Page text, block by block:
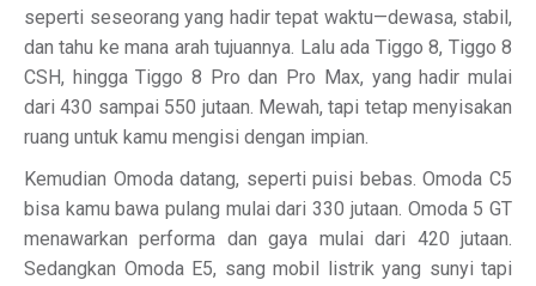
seperti seseorang yang hadir tepat waktu—dewasa, stabil,
dan tahu ke mana arah tujuannya. Lalu ada Tiggo 8, Tiggo 8
CSH, hingga Tiggo 8 Pro dan Pro Max, yang hadir mulai
dari 430 sampai 550 jutaan. Mewah, tapi tetap menyisakan
ruang untuk kamu mengisi dengan impian.
Kemudian Omoda datang, seperti puisi bebas. Omoda C5
bisa kamu bawa pulang mulai dari 330 jutaan. Omoda 5 GT
menawarkan performa dan gaya mulai dari 420 jutaan.
Sedangkan Omoda E5, sang mobil listrik yang sunyi tapi